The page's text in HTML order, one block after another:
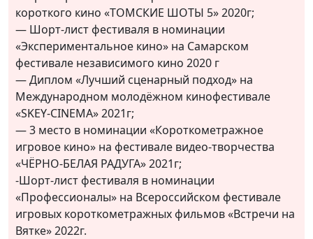
короткого кино «ТОМСКИЕ ШОТЫ 5» 2020г;
— Шорт-лист фестиваля в номинации
«Экспериментальное кино» на Самарском
фестивале независимого кино 2020 г
— Диплом «Лучший сценарный подход» на
Международном молодёжном кинофестивале
«SKEY-CINEMA» 2021г;
— 3 место в номинации «Короткометражное
игровое кино» на фестивале видео-творчества
«ЧЁРНО-БЕЛАЯ РАДУГА» 2021г;
-Шорт-лист фестиваля в номинации
«Профессионалы» на Всероссийском фестивале
игровых короткометражных фильмов «Встречи на
Вятке» 2022г.